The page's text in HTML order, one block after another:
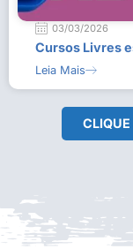
03/03/2026
Cursos Livres
Leia Mais